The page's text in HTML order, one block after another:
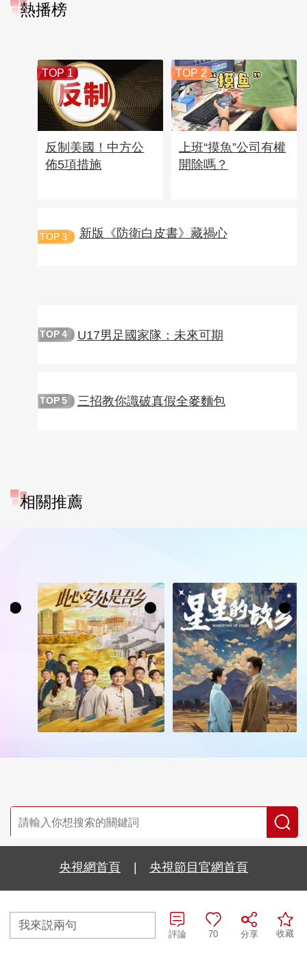
熱播榜
TOP 1
反制美國！中方公
佈5項措施
TOP 2
上班“摸魚”公司有權
開除嗎？
TOP 3 新版《防衛白皮書》藏禍心
TOP 4 U17男足國家隊：未來可期
TOP 5 三招教你識破真假全麥麵包
相關推薦
我來説兩句
收藏
分享
70
評論
央視網首頁 | 央視節目官網首頁